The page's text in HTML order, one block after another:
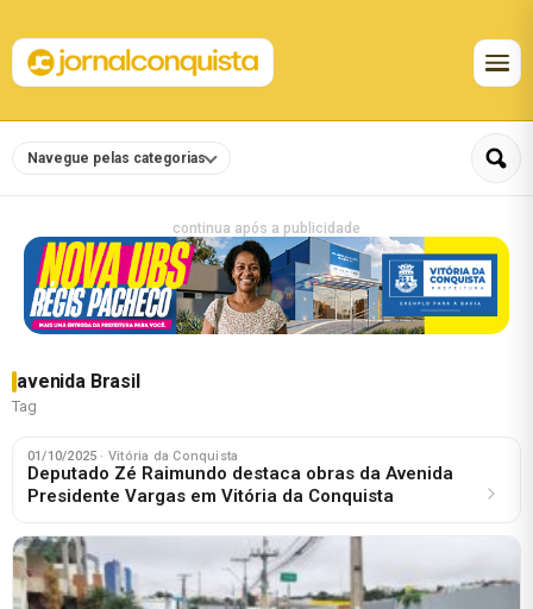
Navegue pelas categorias
continua após a publicidade
avenida Brasil
Tag
01/10/2025 · Vitória da Conquista
Deputado Zé Raimundo destaca obras da Avenida
Presidente Vargas em Vitória da Conquista